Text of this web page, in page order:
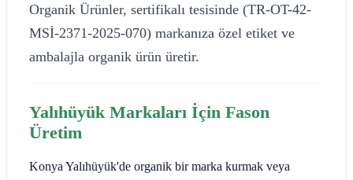
Organik Ürünler, sertifikalı tesisinde (TR-OT-42-
MSİ-2371-2025-070) markanıza özel etiket ve
ambalajla organik ürün üretir.
Yalıhüyük Markaları İçin Fason
Üretim
Konya Yalıhüyük'de organik bir marka kurmak veya